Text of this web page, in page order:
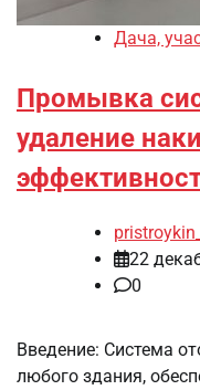
Дача,
Промывка
удаление
pristroykin_
22
0
Введение: Система
любого здания,